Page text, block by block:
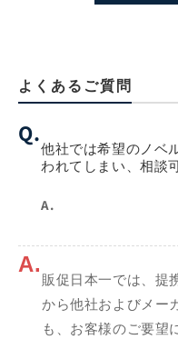
よくあるご質問
Q.
他社では希望のノベ
われてしまい、相談
A.
A.
販促日本一では、提
から他社およびメー
も、お客様のご要望